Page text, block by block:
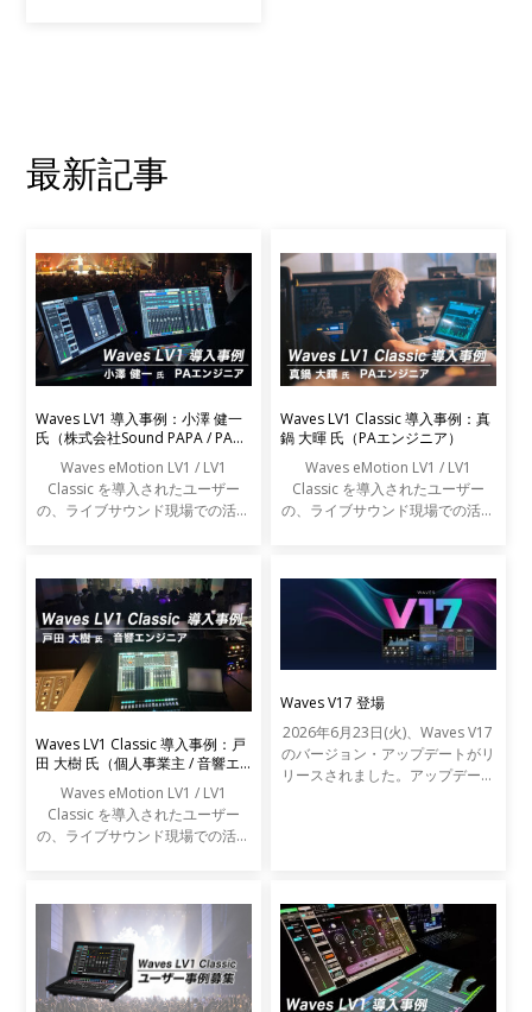
最新記事
Waves LV1 導入事例：小澤 健一
氏（株式会社Sound PAPA / PAエ
Waves eMotion LV1 / LV1
Classic を導入されたユーザー
の、ライブサウンド現場での活用
Waves LV1 Classic 導入事例：真
鍋 大暉 氏（PAエンジニア）
Waves eMotion LV1 / LV1
Classic を導入されたユーザー
の、ライブサウンド現場での活用
Waves LV1 Classic 導入事例：戸
田 大樹 氏（個人事業主 / 音響エ
Waves eMotion LV1 / LV1
Classic を導入されたユーザー
の、ライブサウンド現場での活用
Waves V17 登場
2026年6月23日(火)、Waves V17
のバージョン・アップデートがリ
リースされました。アップデート